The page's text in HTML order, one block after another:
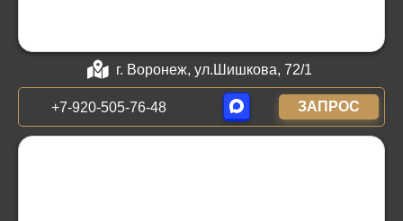
г. Воронеж, ул.Шишкова, 72/1
+7-920-505-76-48 ЗАПРОС